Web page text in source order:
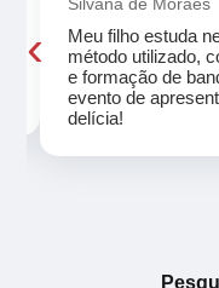
Meu filho estuda
método utilizado,
e formação de
evento de
delícia!
‹